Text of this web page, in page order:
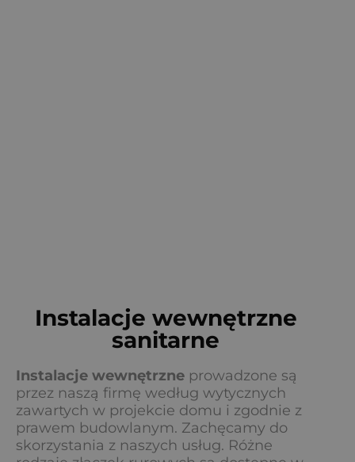
Instalacje wewnętrzne
sanitarne
Instalacje wewnętrzne prowadzone są
przez naszą firmę według wytycznych
zawartych w projekcie domu i zgodnie z
prawem budowlanym. Zachęcamy do
skorzystania z naszych usług. Różne